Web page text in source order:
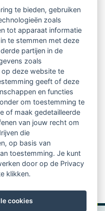
in 14
keurmerk)
te bieden, gebruiken
zoals
tot apparaat informatie
te stemmen met deze
partijen in de
zoals
deze website te
geeft of deze
en functies
om toestemming te
of maak gedetailleerde
van jouw recht om
die
op basis van
toestemming. Je kunt
door op de Privacy
klikken.
cookies